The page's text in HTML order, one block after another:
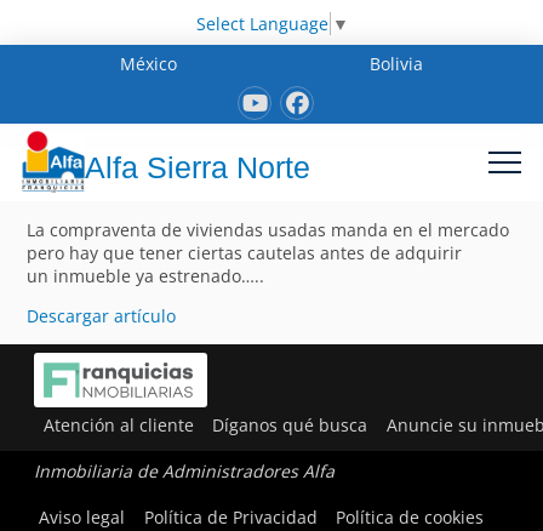
Select Language ▼
México
Bolivia
Alfa Sierra Norte
La compraventa de viviendas usadas manda en el mercado
pero hay que tener ciertas cautelas antes de adquirir
un inmueble ya estrenado…..
Descargar artículo
Atención al cliente Díganos qué busca Anuncie su
Inmobiliaria de Administradores Alfa
Aviso legal
Política de Privacidad Política de cookies